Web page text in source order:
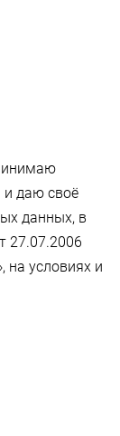
и даю своё
данных, в
27.07.2006
на условиях и